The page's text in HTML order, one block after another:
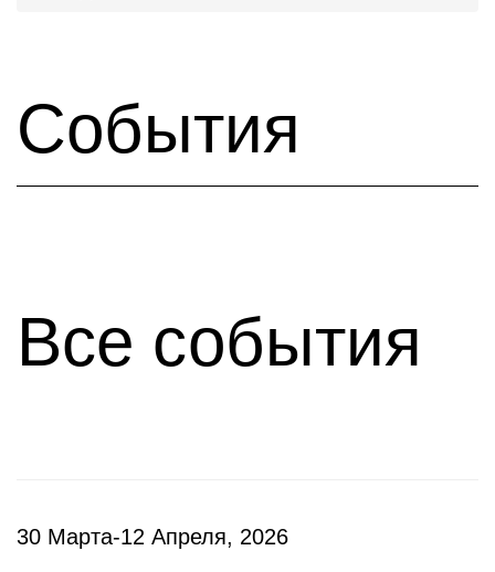
События
Все события
30 Марта-12 Апреля, 2026